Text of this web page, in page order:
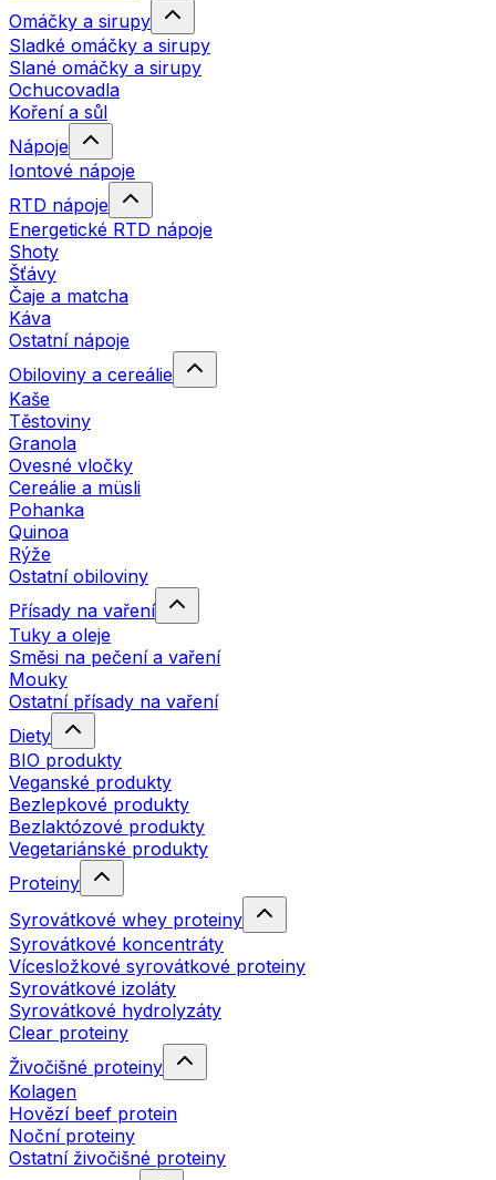
Omáčky a sirupy
Sladké omáčky a sirupy
Slané omáčky a sirupy
Ochucovadla
Koření a sůl
Nápoje
Iontové nápoje
RTD nápoje
Energetické RTD nápoje
Shoty
Šťávy
Čaje a matcha
Káva
Ostatní nápoje
Obiloviny a cereálie
Kaše
Těstoviny
Granola
Ovesné vločky
Cereálie a müsli
Pohanka
Quinoa
Rýže
Ostatní obiloviny
Přísady na vaření
Tuky a oleje
Směsi na pečení a vaření
Mouky
Ostatní přísady na vaření
Diety
BIO produkty
Veganské produkty
Bezlepkové produkty
Bezlaktózové produkty
Vegetariánské produkty
Proteiny
Syrovátkové whey proteiny
Syrovátkové koncentráty
Vícesložkové syrovátkové proteiny
Syrovátkové izoláty
Syrovátkové hydrolyzáty
Clear proteiny
Živočišné proteiny
Kolagen
Hovězí beef protein
Noční proteiny
Ostatní živočišné proteiny